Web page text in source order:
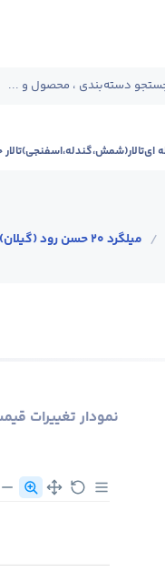
دسته‌بندی ، محصول و ...
ایتالار(شمش،گندله،اسفنجی)
/ میلگرد 20 حسن رود (گیلان)
نمودار تغییرات